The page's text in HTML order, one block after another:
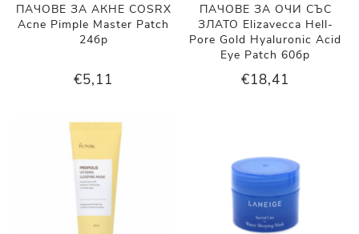
ПАЧОВЕ ЗА АКНЕ COSRX
Acne Pimple Master Patch
24бр
€5,11
ПАЧОВЕ ЗА ОЧИ СЪС
ЗЛАТО Elizavecca Hell-
Pore Gold Hyaluronic Acid
Eye Patch 60бр
€18,41